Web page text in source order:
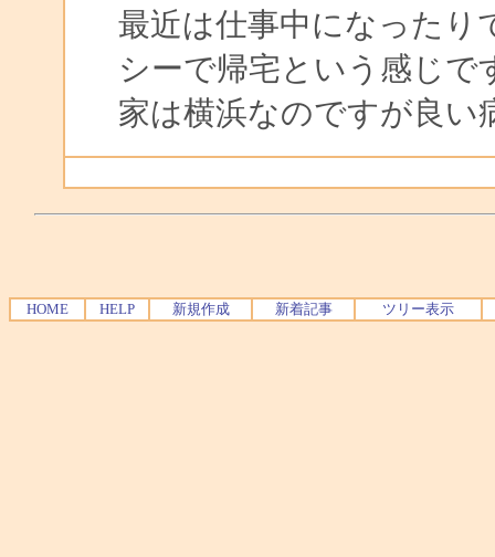
最近は仕事中になったり
シーで帰宅という感じで
家は横浜なのですが良い
HOME HELP 新規作成 新着記事 ツリー表示